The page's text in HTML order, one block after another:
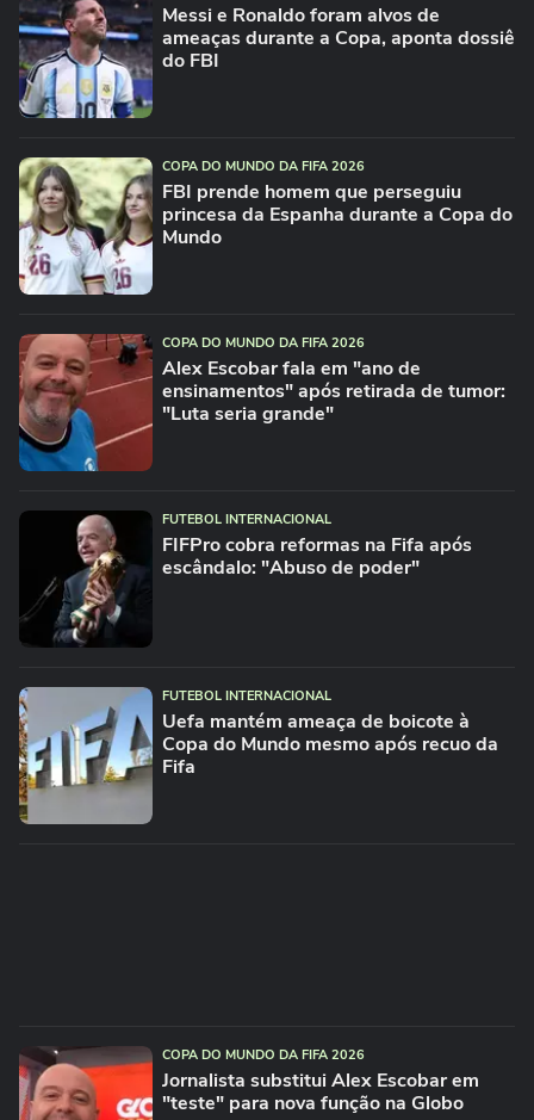
Messi e Ronaldo foram alvos de
ameaças durante a Copa, aponta dossiê
do FBI
COPA DO MUNDO DA FIFA 2026
FBI prende homem que perseguiu
princesa da Espanha durante a Copa do
Mundo
COPA DO MUNDO DA FIFA 2026
Alex Escobar fala em "ano de
ensinamentos" após retirada de tumor:
"Luta seria grande"
FUTEBOL INTERNACIONAL
FIFPro cobra reformas na Fifa após
escândalo: "Abuso de poder"
FUTEBOL INTERNACIONAL
Uefa mantém ameaça de boicote à
Copa do Mundo mesmo após recuo da
Fifa
COPA DO MUNDO DA FIFA 2026
Jornalista substitui Alex Escobar em
"teste" para nova função na Globo